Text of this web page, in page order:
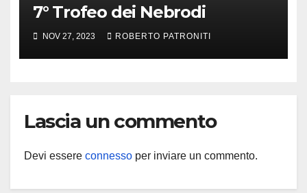
7° Trofeo dei Nebrodi
NOV 27, 2023 ROBERTO PATRONITI
Lascia un commento
Devi essere connesso per inviare un commento.